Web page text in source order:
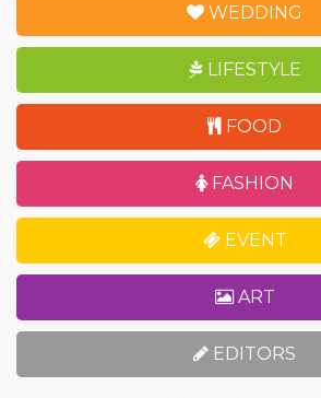
WEDDING
LIFESTYLE
FOOD
FASHION
EVENT
ART
EDITORS